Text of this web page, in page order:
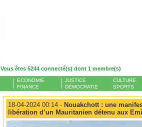
Vous êtes 5244 connecté(s) dont 1 membre(s)
ECONOMIE
FINANCE
JUSTICE
DÉMOCRATIE
CULTURE
SPORTS
18-04-2024 00:14 - Nouakchott : une
libération d’un Mauritanien détenu aux